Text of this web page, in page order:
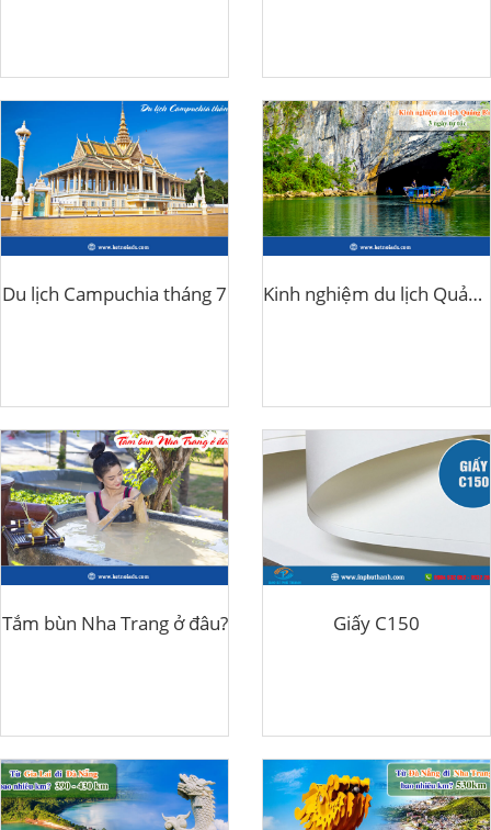
Du lịch Campuchia tháng 7 Kinh nghiệm du lịch Quảng Bình 3 ngày tự túc
Tắm bùn Nha Trang ở đâu? Giấy C150